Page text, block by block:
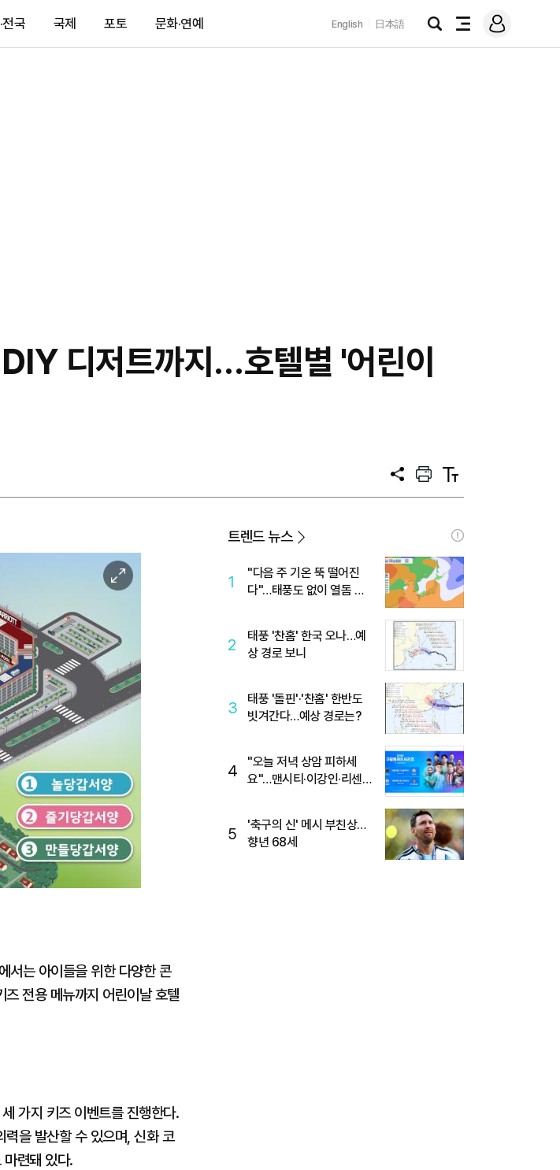
전국 국제 포토 문화·연예 English 日本語
검
전
메
그
디저트까지…호텔별 '어린이
공
프
트
텍
트
이
미
확
대
서는 아이들을 위한 다양한 콘
전용 메뉴까지 어린이날 호텔
세 가지 키즈 이벤트를 진행한다.
을 발산할 수 있으며, 신화 코
마련돼 있다.
트렌드 뉴스
1
"다음 주 기온 뚝 떨어진
다"…태풍도 없이 열돔 박
2
태풍 '찬홈' 한국 오나…예
상 경로 보니
3
태풍 '돌핀'·'찬홈' 한반도
빗겨간다…예상 경로는?
4
"오늘 저녁 상암 피하세
요"…맨시티·이강인·리센느
5
'축구의 신' 메시 부친상…
향년 68세